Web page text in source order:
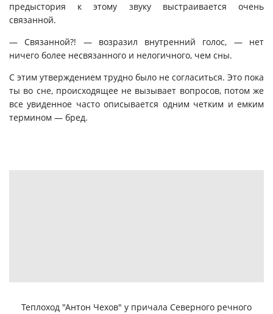
предыстория к этому звуку выстраивается очень
связанной.
— Связанной?! — возразил внутренний голос, — нет
ничего более несвязанного и нелогичного, чем сны.
С этим утверждением трудно было не согласиться. Это пока
ты во сне, происходящее не вызывает вопросов, потом же
все увиденное часто описывается одним четким и емким
термином — бред.
Теплоход "Антон Чехов" у причала Северного речного